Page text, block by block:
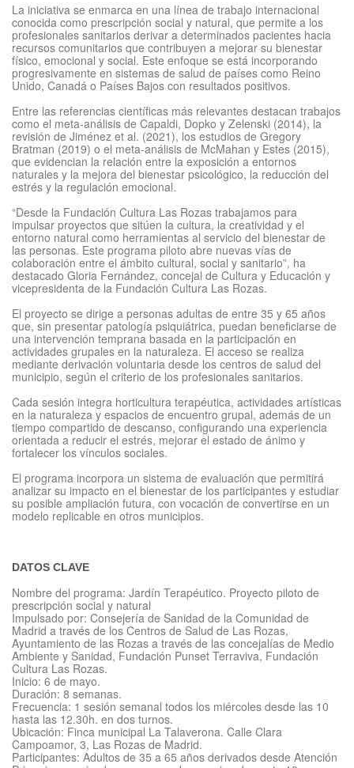
La iniciativa se enmarca en una línea de trabajo internacional
conocida como prescripción social y natural, que permite a los
profesionales sanitarios derivar a determinados pacientes hacia
recursos comunitarios que contribuyen a mejorar su bienestar
físico, emocional y social. Este enfoque se está incorporando
progresivamente en sistemas de salud de países como Reino
Unido, Canadá o Países Bajos con resultados positivos.
Entre las referencias científicas más relevantes destacan trabajos
como el meta-análisis de Capaldi, Dopko y Zelenski (2014), la
revisión de Jiménez et al. (2021), los estudios de Gregory
Bratman (2019) o el meta-análisis de McMahan y Estes (2015),
que evidencian la relación entre la exposición a entornos
naturales y la mejora del bienestar psicológico, la reducción del
estrés y la regulación emocional.
“Desde la Fundación Cultura Las Rozas trabajamos para
impulsar proyectos que sitúen la cultura, la creatividad y el
entorno natural como herramientas al servicio del bienestar de
las personas. Este programa piloto abre nuevas vías de
colaboración entre el ámbito cultural, social y sanitario”, ha
destacado Gloria Fernández, concejal de Cultura y Educación y
vicepresidenta de la Fundación Cultura Las Rozas.
El proyecto se dirige a personas adultas de entre 35 y 65 años
que, sin presentar patología psiquiátrica, puedan beneficiarse de
una intervención temprana basada en la participación en
actividades grupales en la naturaleza. El acceso se realiza
mediante derivación voluntaria desde los centros de salud del
municipio, según el criterio de los profesionales sanitarios.
Cada sesión integra horticultura terapéutica, actividades artísticas
en la naturaleza y espacios de encuentro grupal, además de un
tiempo compartido de descanso, configurando una experiencia
orientada a reducir el estrés, mejorar el estado de ánimo y
fortalecer los vínculos sociales.
El programa incorpora un sistema de evaluación que permitirá
analizar su impacto en el bienestar de los participantes y estudiar
su posible ampliación futura, con vocación de convertirse en un
modelo replicable en otros municipios.
DATOS CLAVE
Nombre del programa: Jardín Terapéutico. Proyecto piloto de
prescripción social y natural
Impulsado por: Consejería de Sanidad de la Comunidad de
Madrid a través de los Centros de Salud de Las Rozas,
Ayuntamiento de las Rozas a través de las concejalías de Medio
Ambiente y Sanidad, Fundación Punset Terraviva, Fundación
Cultura Las Rozas.
Inicio: 6 de mayo.
Duración: 8 semanas.
Frecuencia: 1 sesión semanal todos los miércoles desde las 10
hasta las 12.30h. en dos turnos.
Ubicación: Finca municipal La Talaverona. Calle Clara
Campoamor, 3, Las Rozas de Madrid.
Participantes: Adultos de 35 a 65 años derivados desde Atención